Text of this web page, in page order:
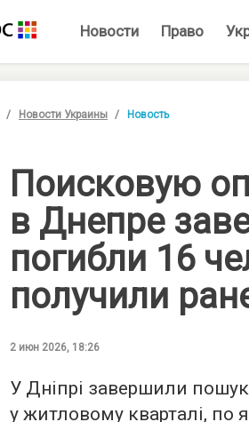
Новости Право
Новости Украины Новость
Поисковую
в Днепре
погибли 16
получили
2 июн 2026, 18:26
У Дніпрі завершили
у житловому кварталі, по